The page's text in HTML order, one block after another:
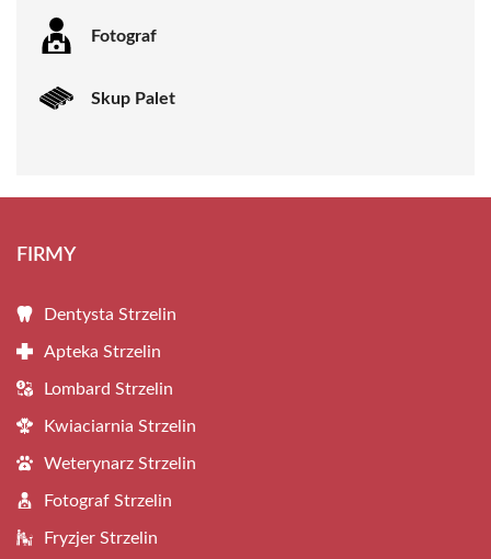
Fotograf
Skup Palet
FIRMY
Dentysta Strzelin
Apteka Strzelin
Lombard Strzelin
Kwiaciarnia Strzelin
Weterynarz Strzelin
Fotograf Strzelin
Fryzjer Strzelin